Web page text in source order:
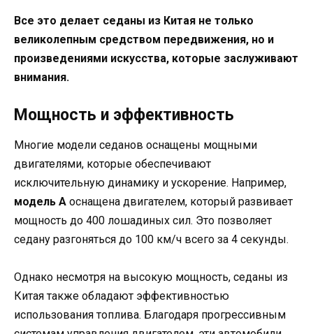
Все это делает седаны из Китая не только
великолепным средством передвижения, но и
произведениями искусства, которые заслуживают
внимания.
Мощность и эффективность
Многие модели седанов оснащены мощными
двигателями, которые обеспечивают
исключительную динамику и ускорение. Например,
модель A оснащена двигателем, который развивает
мощность до 400 лошадиных сил. Это позволяет
седану разгоняться до 100 км/ч всего за 4 секунды.
Однако несмотря на высокую мощность, седаны из
Китая также обладают эффективностью
использования топлива. Благодаря прогрессивным